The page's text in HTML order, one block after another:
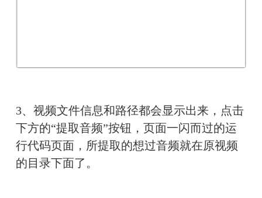
3、视频文件信息和路径都会显示出来，点击
下方的“提取音频”按钮，页面一闪而过的运
行代码页面，所提取的想过音频就在原视频
的目录下面了。